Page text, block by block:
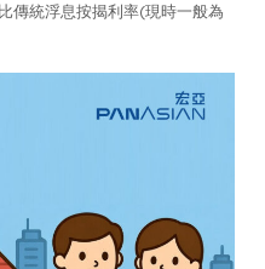
傳統浮息按揭利率(現時一般為